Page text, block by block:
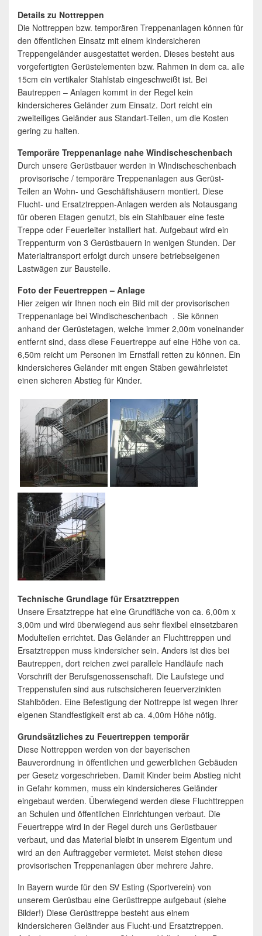
Details zu Nottreppen
Die Nottreppen bzw. temporären Treppenanlagen können für
den öffentlichen Einsatz mit einem kindersicheren
Treppengeländer ausgestattet werden. Dieses besteht aus
vorgefertigten Gerüstelementen bzw. Rahmen in dem ca. alle
15cm ein vertikaler Stahlstab eingeschweißt ist. Bei
Bautreppen – Anlagen kommt in der Regel kein
kindersicheres Geländer zum Einsatz. Dort reicht ein
zweiteiliges Geländer aus Standart-Teilen, um die Kosten
gering zu halten.
Temporäre Treppenanlage nahe Windischeschenbach
Durch unsere Gerüstbauer werden in Windischeschenbach
provisorische / temporäre Treppenanlagen aus Gerüst-
Teilen an Wohn- und Geschäftshäusern montiert. Diese
Flucht- und Ersatztreppen-Anlagen werden als Notausgang
für oberen Etagen genutzt, bis ein Stahlbauer eine feste
Treppe oder Feuerleiter installiert hat. Aufgebaut wird ein
Treppenturm von 3 Gerüstbauern in wenigen Stunden. Der
Materialtransport erfolgt durch unsere betriebseigenen
Lastwägen zur Baustelle.
Foto der Feuertreppen – Anlage
Hier zeigen wir Ihnen noch ein Bild mit der provisorischen
Treppenanlage bei Windischeschenbach . Sie können
anhand der Gerüstetagen, welche immer 2,00m voneinander
entfernt sind, dass diese Feuertreppe auf eine Höhe von ca.
6,50m reicht um Personen im Ernstfall retten zu können. Ein
kindersicheres Geländer mit engen Stäben gewährleistet
einen sicheren Abstieg für Kinder.
Technische Grundlage für Ersatztreppen
Unsere Ersatztreppe hat eine Grundfläche von ca. 6,00m x
3,00m und wird überwiegend aus sehr flexibel einsetzbaren
Modulteilen errichtet. Das Geländer an Fluchttreppen und
Ersatztreppen muss kindersicher sein. Anders ist dies bei
Bautreppen, dort reichen zwei parallele Handläufe nach
Vorschrift der Berufsgenossenschaft. Die Laufstege und
Treppenstufen sind aus rutschsicheren feuerverzinkten
Stahlböden. Eine Befestigung der Nottreppe ist wegen Ihrer
eigenen Standfestigkeit erst ab ca. 4,00m Höhe nötig.
Grundsätzliches zu Feuertreppen temporär
Diese Nottreppen werden von der bayerischen
Bauverordnung in öffentlichen und gewerblichen Gebäuden
per Gesetz vorgeschrieben. Damit Kinder beim Abstieg nicht
in Gefahr kommen, muss ein kindersicheres Geländer
eingebaut werden. Überwiegend werden diese Fluchttreppen
an Schulen und öffentlichen Einrichtungen verbaut. Die
Feuertreppe wird in der Regel durch uns Gerüstbauer
verbaut, und das Material bleibt in unserem Eigentum und
wird an den Auftraggeber vermietet. Meist stehen diese
provisorischen Treppenanlagen über mehrere Jahre.
In Bayern wurde für den SV Esting (Sportverein) von
unserem Gerüstbau eine Gerüsttreppe aufgebaut (siehe
Bilder!) Diese Gerüsttreppe besteht aus einem
kindersicheren Geländer aus Flucht-und Ersatztreppen.